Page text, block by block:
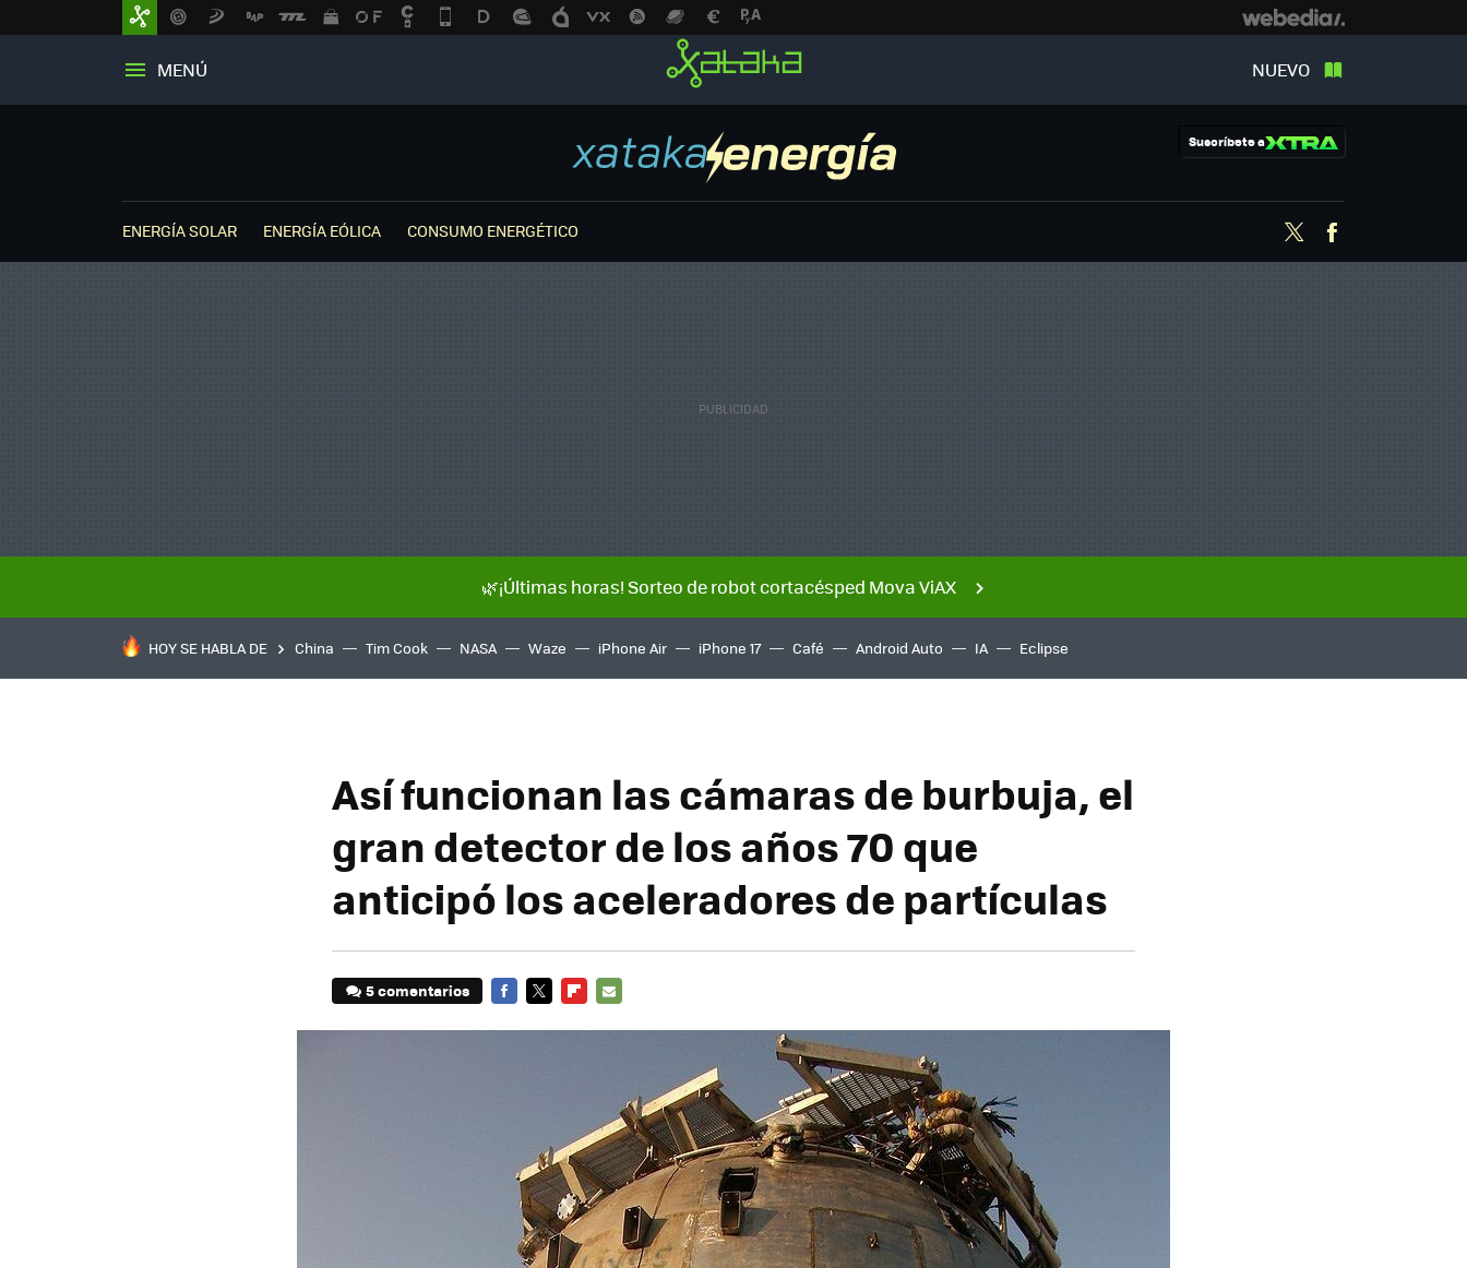
MENÚ NUEVO
Suscríbete a
ENERGÍA SOLAR ENERGÍA EÓLICA CONSUMO ENERGÉTICO Twitter
🌿¡Últimas horas! Sorteo de robot cortacésped Mova ViAX
HOY SE HABLA DE China Tim Cook NASA Waze iPhone Air iPhone 17 Café Android Auto IA Eclipse
Así funcionan las cámaras de burbuja, el
gran detector de los años 70 que
anticipó los aceleradores de partículas
5 comentarios